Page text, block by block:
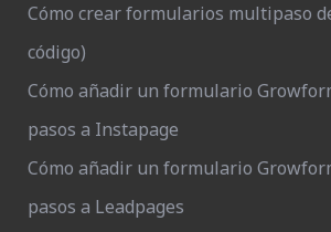
Cómo crear formularios multipaso
código)
Cómo añadir un formulario
pasos a Instapage
Cómo añadir un formulario
pasos a Leadpages